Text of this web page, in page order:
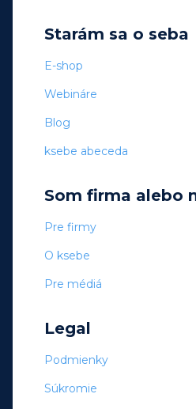
Starám sa o seba
E-shop
Webináre
Blog
ksebe abeceda
Som firma alebo
Pre firmy
O ksebe
Pre médiá
Legal
Podmienky
Súkromie